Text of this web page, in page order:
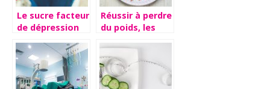
Le sucre facteur
de dépression
Réussir à perdre
du poids, les
importantes.